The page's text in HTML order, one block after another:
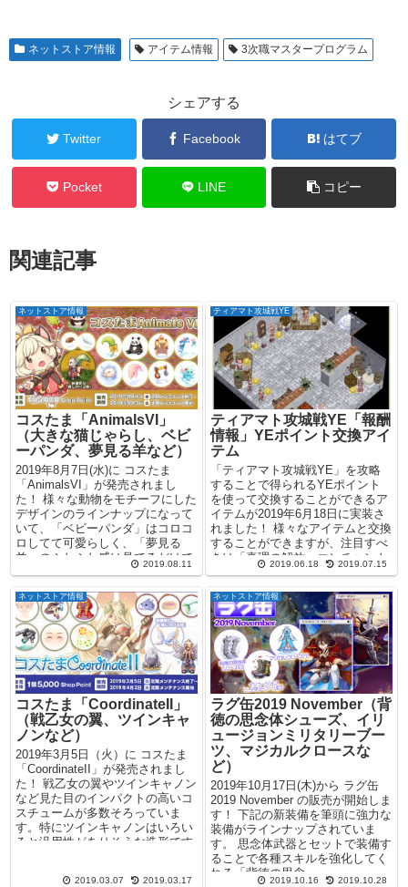
ネットストア情報 アイテム情報 3次職マスタープログラム
シェアする
Twitter Facebook はてブ
Pocket LINE コピー
関連記事
ネットストア情報
コスたま「AnimalsVI」
（大きな猫じゃらし、ベビ
ーパンダ、夢見る羊など）
2019年8月7日(水)に コスたま
「AnimalsVI」が発売されまし
た！ 様々な動物をモチーフにした
デザインのラインナップになって
いて、「ベビーパンダ」はコロコ
ロしてて可愛らしく、「夢見る
羊」のふわふわ感は見てるだけで
2019.08.11
ティアマト攻城戦YE
ティアマト攻城戦YE「報酬
情報」YEポイント交換アイ
テム
「ティアマト攻城戦YE」を攻略
することで得られるYEポイント
を使って交換することができるア
イテムが2019年6月18日に実装さ
れました！ 様々なアイテムと交換
することができますが、注目すべ
きは「真理の解放」エンチャント
が付けられる「水...
2019.06.18 2019.07.15
ネットストア情報
コスたま「CoordinateII」
（戦乙女の翼、ツインキャ
ノンなど）
2019年3月5日（火）に コスたま
「CoordinateII」が発売されまし
た！ 戦乙女の翼やツインキャノン
など見た目のインパクトの高いコ
スチュームが多数そろっていま
す。特にツインキャノンはいろい
ろと汎用性がありそうな造形です
2019.03.07 2019.03.17
ネットストア情報
ラグ缶2019 November（背
徳の思念体シューズ、イリ
ュージョンミリタリーブー
ツ、マジカルクロースな
ど）
2019年10月17日(木)から ラグ缶
2019 November の販売が開始しま
す！ 下記の新装備を筆頭に強力な
装備がラインナップされていま
す。 思念体武器とセットで装備す
ることで各種スキルを強化してく
れる「背徳の思念...
2019.10.16 2019.10.28